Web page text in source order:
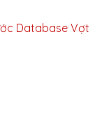
Database Vợt